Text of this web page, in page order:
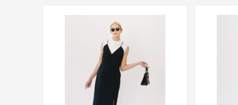
Bobbi Brown
iHerb ：88全球好物节！选购日常保健、
健身补剂、护肤洗护等
无门槛7.5折
iHerb